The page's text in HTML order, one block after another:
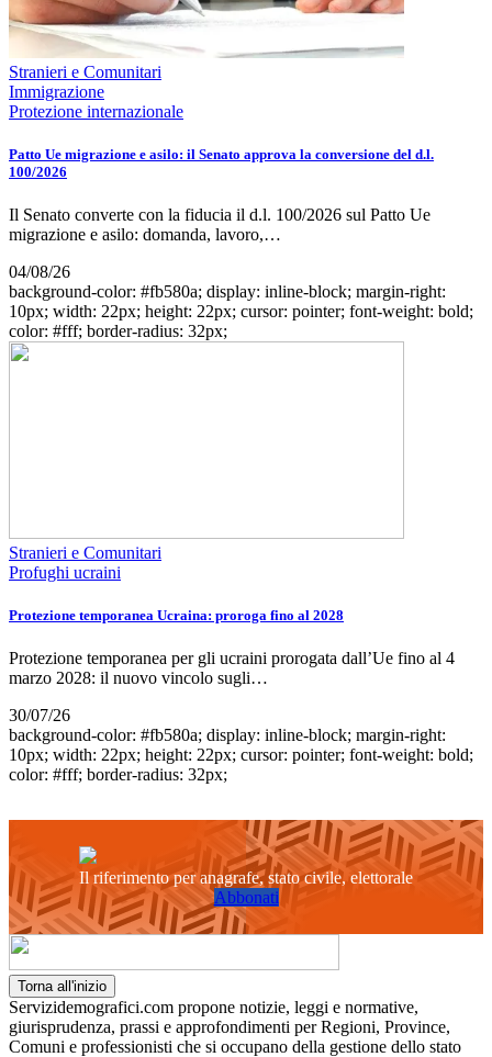
Stranieri e Comunitari
Immigrazione
Protezione internazionale
Patto Ue migrazione e asilo: il Senato approva la conversione del d.l.
100/2026
Il Senato converte con la fiducia il d.l. 100/2026 sul Patto Ue
migrazione e asilo: domanda, lavoro,…
04/08/26
background-color: #fb580a; display: inline-block; margin-right:
10px; width: 22px; height: 22px; cursor: pointer; font-weight: bold;
color: #fff; border-radius: 32px;
Stranieri e Comunitari
Profughi ucraini
Protezione temporanea Ucraina: proroga fino al 2028
Protezione temporanea per gli ucraini prorogata dall’Ue fino al 4
marzo 2028: il nuovo vincolo sugli…
30/07/26
background-color: #fb580a; display: inline-block; margin-right:
10px; width: 22px; height: 22px; cursor: pointer; font-weight: bold;
color: #fff; border-radius: 32px;
Il riferimento per anagrafe, stato civile, elettorale
Abbonati
Torna all'inizio
Servizidemografici.com propone notizie, leggi e normative,
giurisprudenza, prassi e approfondimenti per Regioni, Province,
Comuni e professionisti che si occupano della gestione dello stato